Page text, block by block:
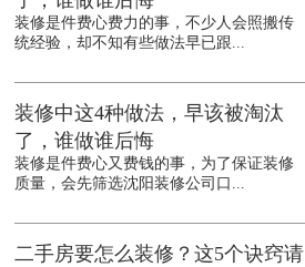
装修是件费心费力的事，不少人会照搬传
统经验，却不知有些做法早已跟...
装修中这4种做法，早该被淘汰
了，谁做谁后悔
装修是件费心又费钱的事，为了保证装修
质量，会先筛选沈阳装修公司口...
二手房要怎么装修？这5个诀窍请